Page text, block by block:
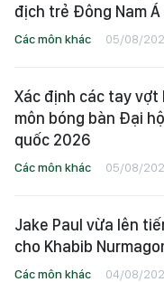
địch trẻ Đông Nam
Các môn khác 05/08/
Xác định các tay
môn bóng bàn Đại
quốc 2026
Các môn khác 05/08/
Jake Paul vừa lên
cho Khabib
Các môn khác 04/08/